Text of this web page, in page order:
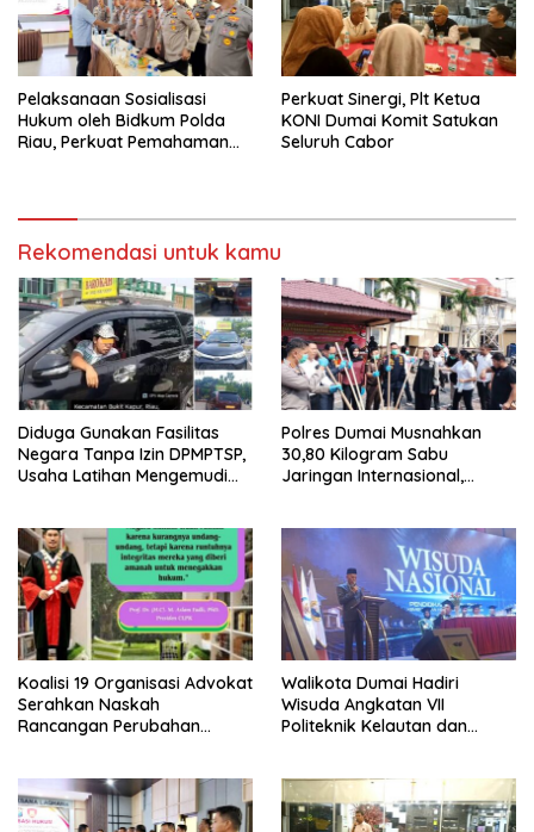
Pelaksanaan Sosialisasi
Hukum oleh Bidkum Polda
Riau, Perkuat Pemahaman
Perkuat Sinergi, Plt Ketua
KONI Dumai Komit Satukan
Seluruh Cabor
Rekomendasi untuk kamu
Diduga Gunakan Fasilitas
Negara Tanpa Izin DPMPTSP,
Usaha Latihan Mengemudi
Polres Dumai Musnahkan
30,80 Kilogram Sabu
Jaringan Internasional,
Koalisi 19 Organisasi Advokat
Serahkan Naskah
Rancangan Perubahan
RI
Walikota Dumai Hadiri
Wisuda Angkatan VII
Politeknik Kelautan dan